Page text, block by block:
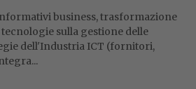
business, trasformazione
sulla gestione delle
dell'Industria ICT (fornitori,